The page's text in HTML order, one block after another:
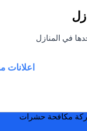
في المنازل
اعلانات
بالكويت متخصصون فى